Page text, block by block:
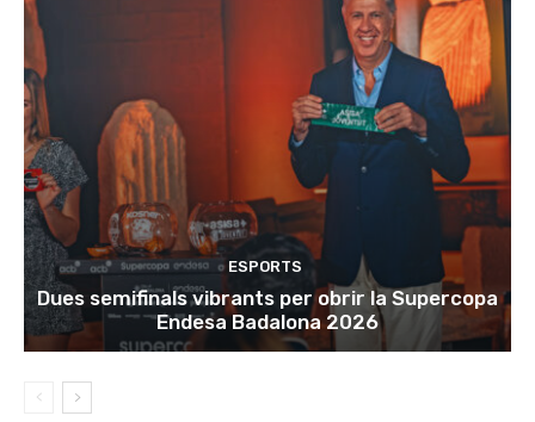
ESPORTS
Dues semifinals vibrants per obrir la Supercopa
Endesa Badalona 2026